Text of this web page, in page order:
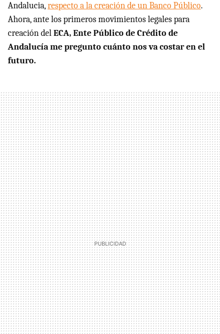
Andalucia,respecto a la creación de un Banco Público.
Ahora, ante los primeros movimientos legales para
creación delECA, Ente Público de Crédito de
Andalucía me pregunto cuánto nos va costar en el
futuro.